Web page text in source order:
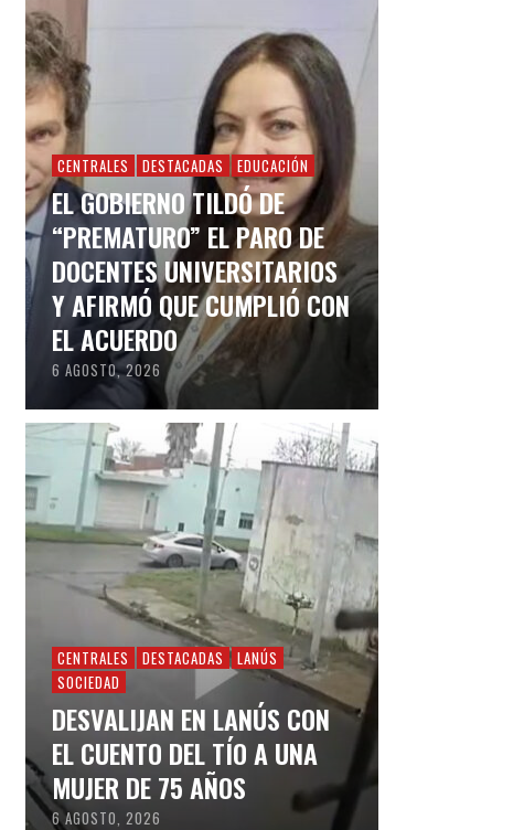
CENTRALES DESTACADAS EDUCACIÓN
EL GOBIERNO TILDÓ DE
“PREMATURO” EL PARO DE
DOCENTES UNIVERSITARIOS
Y AFIRMÓ QUE CUMPLIÓ CON
EL ACUERDO
6 AGOSTO, 2026
CENTRALES DESTACADAS
LANÚS
SOCIEDAD
DESVALIJAN EN LANÚS CON
EL CUENTO DEL TÍO A UNA
MUJER DE 75 AÑOS
6 AGOSTO, 2026